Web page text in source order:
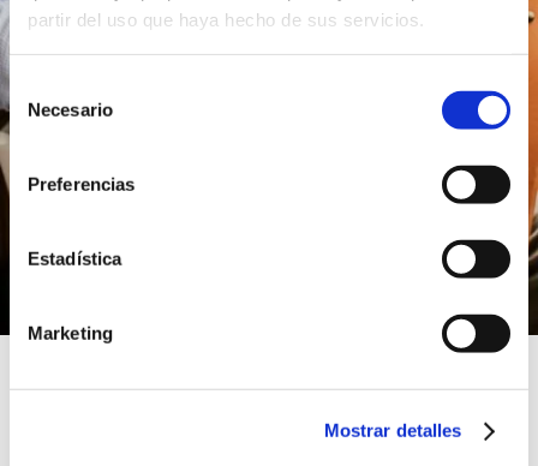
partir del uso que haya hecho de sus servicios.
de
consentimiento
Necesario
Preferencias
Estadística
Marketing
Mostrar detalles